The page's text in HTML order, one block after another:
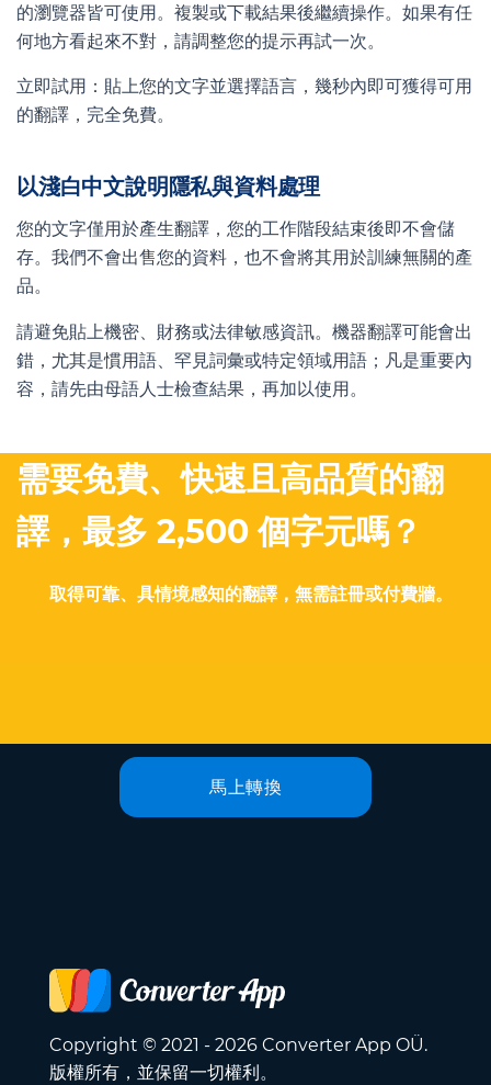
的瀏覽器皆可使用。複製或下載結果後繼續操作。如果有任
何地方看起來不對，請調整您的提示再試一次。
立即試用：貼上您的文字並選擇語言，幾秒內即可獲得可用
的翻譯，完全免費。
以淺白中文說明隱私與資料處理
您的文字僅用於產生翻譯，您的工作階段結束後即不會儲
存。我們不會出售您的資料，也不會將其用於訓練無關的產
品。
請避免貼上機密、財務或法律敏感資訊。機器翻譯可能會出
錯，尤其是慣用語、罕見詞彙或特定領域用語；凡是重要內
容，請先由母語人士檢查結果，再加以使用。
需要免費、快速且高品質的翻
譯，最多 2,500 個字元嗎？
取得可靠、具情境感知的翻譯，無需註冊或付費牆。
馬上轉換
Copyright © 2021 - 2026 Converter App OÜ.
版權所有，並保留一切權利。